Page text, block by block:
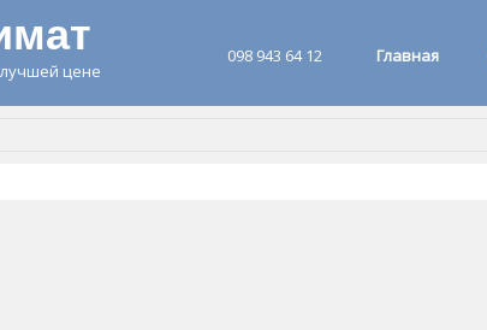
цене
098 943 64 12 Главная